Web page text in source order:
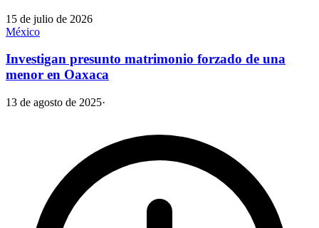
15 de julio de 2026
México
Investigan presunto matrimonio forzado de una
menor en Oaxaca
13 de agosto de 2025·